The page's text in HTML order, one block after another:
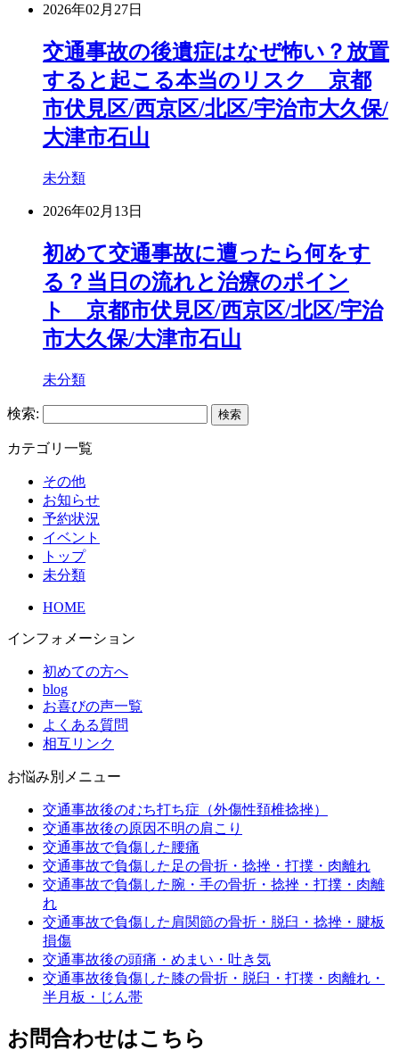
2026年02月27日
交通事故の後遺症はなぜ怖い？放置
すると起こる本当のリスク 京都
市伏見区/西京区/北区/宇治市大久保/
大津市石山
未分類
2026年02月13日
初めて交通事故に遭ったら何をす
る？当日の流れと治療のポイン
ト 京都市伏見区/西京区/北区/宇治
市大久保/大津市石山
未分類
検索:
カテゴリ一覧
その他
お知らせ
予約状況
イベント
トップ
未分類
HOME
インフォメーション
初めての方へ
blog
お喜びの声一覧
よくある質問
相互リンク
お悩み別メニュー
交通事故後のむち打ち症（外傷性頚椎捻挫）
交通事故後の原因不明の肩こり
交通事故で負傷した腰痛
交通事故で負傷した足の骨折・捻挫・打撲・肉離れ
交通事故で負傷した腕・手の骨折・捻挫・打撲・肉離
れ
交通事故で負傷した肩関節の骨折・脱臼・捻挫・腱板
損傷
交通事故後の頭痛・めまい・吐き気
交通事故後負傷した膝の骨折・脱臼・打撲・肉離れ・
半月板・じん帯
お問合わせはこちら